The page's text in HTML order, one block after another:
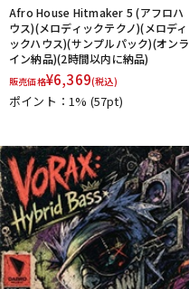
Afro House Hitmaker 5 (アフロハ
ウス)(メロディックテクノ)(メロディ
ックハウス)(サンプルパック)(オンラ
イン納品)(2時間以内に納品)
販売価格¥6,369(税込)
ポイント：1% (57pt)